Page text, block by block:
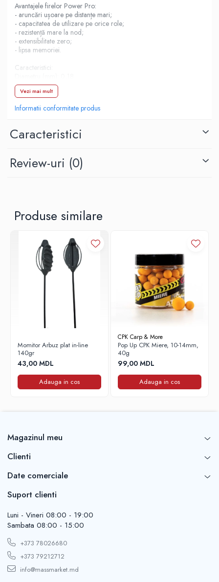
Cântare
Instrumente
Ochelari
Barci, sonare
Sonare
Camping pescuit
Accesorii
Corturi, Pavilioane
Lanterne
Scaune
Imbracaminte, incaltaminte
Imbracaminte
Avantajele firelor Power Pro:
- aruncări ușoare pe distanțe mari;
- capacitatea de utilizare pe orice role;
- rezistență mare la nod;
- extensibilitate zero;
- lipsa memoriei.
Caracteristici:
Lungime: 125 m
Sarcina de rupere: 10,8 kg
Culoare verde
Vezi mai mult
Informatii conformitate produs
Caracteristici
Review-uri (0)
Produse similare
Momitor Arbuz plat in-line
140gr
43,00 MDL
Adauga in cos
CPK Carp & More
Pop Up CPK Miere, 10-14mm,
40g
99,00 MDL
Adauga in cos
Magazinul meu
Clienti
Date comerciale
Suport clienti
Luni - Vineri 08:00 - 19:00
Sambata 08:00 - 15:00
+373 78026680
+373 79212712
info@massmarket.md